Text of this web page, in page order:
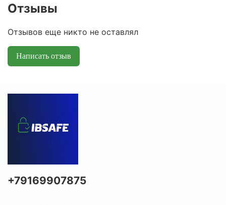
Отзывы
Отзывов еще никто не оставлял
Написать отзыв
+79169907875